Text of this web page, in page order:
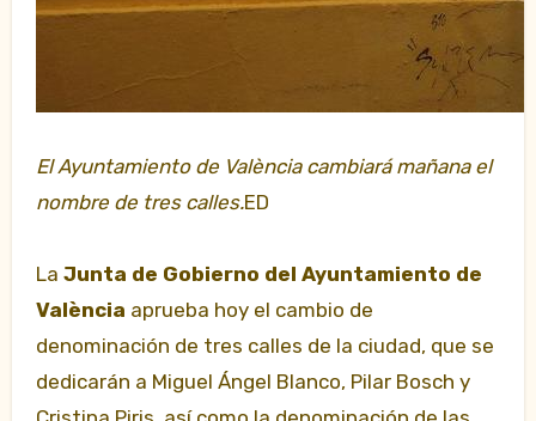
El Ayuntamiento de València cambiará mañana el
nombre de tres calles.ED
La Junta de Gobierno del Ayuntamiento de
València aprueba hoy el cambio de
denominación de tres calles de la ciudad, que se
dedicarán a Miguel Ángel Blanco, Pilar Bosch y